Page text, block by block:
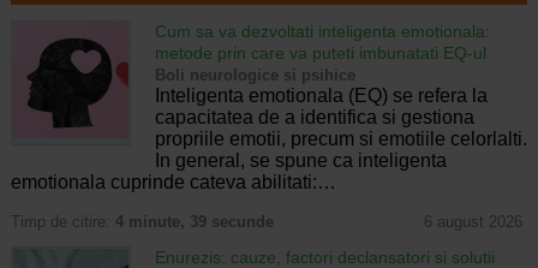
Cum sa va dezvoltati inteligenta emotionala:
metode prin care va puteti imbunatati EQ-ul
Boli neurologice si psihice
Inteligenta emotionala (EQ) se refera la
capacitatea de a identifica si gestiona
propriile emotii, precum si emotiile celorlalti.
In general, se spune ca inteligenta
emotionala cuprinde cateva abilitati:…
Timp de citire: 4 minute, 39 secunde 6 august 2026
Enurezis: cauze, factori declansatori si solutii